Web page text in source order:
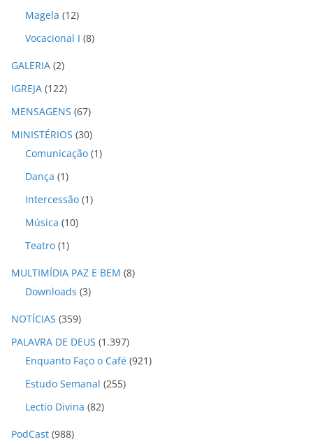
Magela (12)
Vocacional I (8)
GALERIA (2)
IGREJA (122)
MENSAGENS (67)
MINISTÉRIOS (30)
Comunicação (1)
Dança (1)
Intercessão (1)
Música (10)
Teatro (1)
MULTIMÍDIA PAZ E BEM (8)
Downloads (3)
NOTÍCIAS (359)
PALAVRA DE DEUS (1.397)
Enquanto Faço o Café (921)
Estudo Semanal (255)
Lectio Divina (82)
PodCast (988)